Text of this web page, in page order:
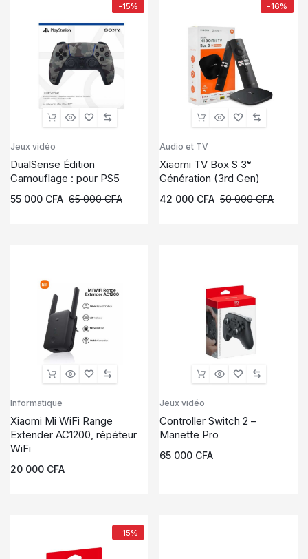
-15%
Jeux vidéo
DualSense Édition
Camouflage : pour PS5
65 000CFA
55 000 CFA
-16%
Audio et TV
Xiaomi TV Box S 3ᵉ
Génération (3rd Gen)
50 000CFA
42 000 CFA
Informatique
Xiaomi Mi WiFi Range
Extender AC1200, répéteur
WiFi
20 000 CFA
Jeux vidéo
Controller Switch 2 –
Manette Pro
65 000 CFA
-15%